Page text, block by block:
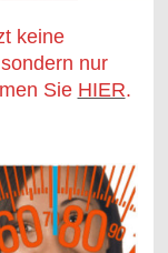
keine
nur
Sie HIER.